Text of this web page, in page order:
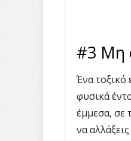
#3 Μη
Ένα τοξικό
φυσικά
έμμεσα, σε
να